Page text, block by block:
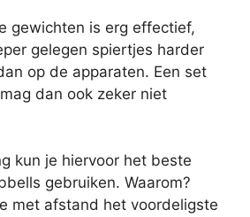
gewichten is erg effectief,
gelegen spiertjes harder
op de apparaten. Een set
dan ook zeker niet
kun je hiervoor het beste
gebruiken. Waarom?
met afstand het voordeligste